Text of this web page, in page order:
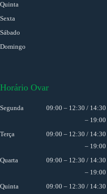
Quinta
Sexta
Sábado
Domingo
Horário Ovar
Segunda
09:00 – 12:30 / 14:30
– 19:00
Terça
09:00 – 12:30 / 14:30
– 19:00
Quarta
09:00 – 12:30 / 14:30
– 19:00
Quinta
09:00 – 12:30 / 14:30